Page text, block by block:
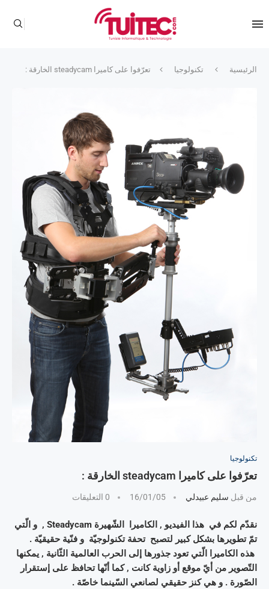
الرئيسية تكنولوجيا تعرّفوا على كاميرا steadycam الخارقة :
تكنولوجيا
تعرّفوا على كاميرا steadycam الخارقة :
من قبل سليم عبيدلي 16/01/05 0 التعليقات
نقدّم لكم في هذا الفيديو , الكاميرا الشّهيرة Steadycam , و الّتي
تمّ تطويرها بشكل كبير لتصبح تحفة تكنولوجيّة و فنّية حقيقيّة .
هذه الكاميرا الّتي تعود جذورها إلى الحرب العالمية الثّانية , يمكنها
التّصوير من أيّ موقع أو زاوية كانت , كما أنّها تحافظ على إستقرار
الصّورة . و هي كنز حقيقي لصانعي السّينما خاصّة .